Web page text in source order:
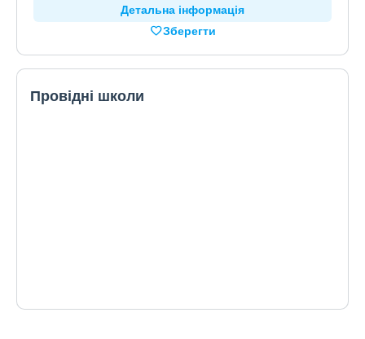
Детальна інформація
Зберегти
Провідні школи